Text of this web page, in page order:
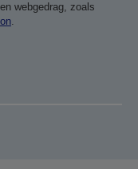
webgedrag, zoals
.